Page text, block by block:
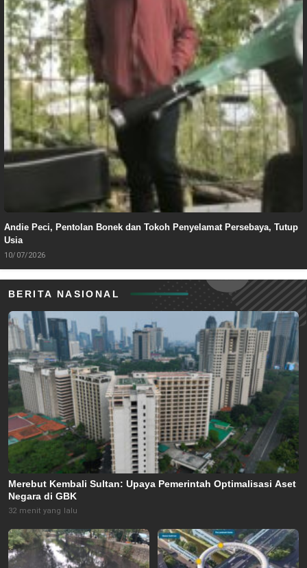
Andie Peci, Pentolan Bonek dan Tokoh Penyelamat Persebaya, Tutup
Usia
10/07/2026
BERITA NASIONAL
Merebut Kembali Sultan: Upaya Pemerintah Optimalisasi Aset
Negara di GBK
32 menit yang lalu